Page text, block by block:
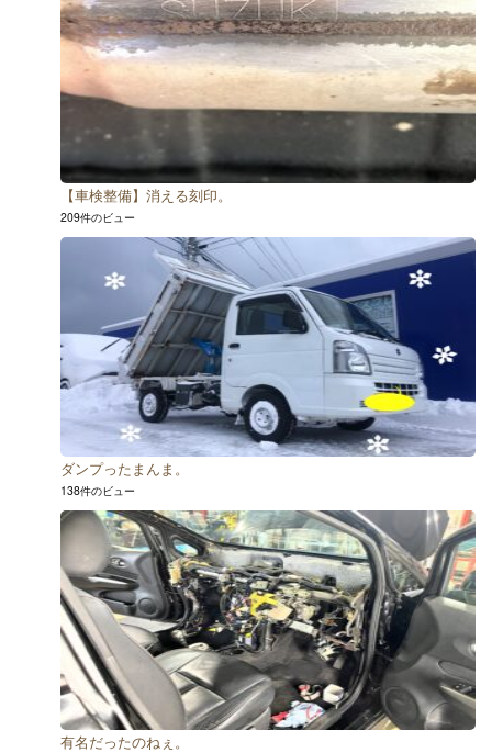
【車検整備】消える刻印。
209件のビュー
ダンプったまんま。
138件のビュー
有名だったのねぇ。